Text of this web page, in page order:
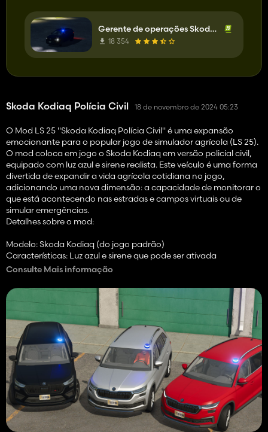
Gerente de operações Skoda Kodiaq
18 354
Skoda Kodiaq Polícia Civil 18 de novembro de 2024 05:23
O Mod LS 25 "Skoda Kodiaq Polícia Civil" é uma expansão
emocionante para o popular jogo de simulador agrícola (LS 25).
O mod coloca em jogo o Skoda Kodiaq em versão policial civil,
equipado com luz azul e sirene realista. Este veículo é uma forma
divertida de expandir a vida agrícola cotidiana no jogo,
adicionando uma nova dimensão: a capacidade de monitorar o
que está acontecendo nas estradas e campos virtuais ou de
simular emergências.
Detalhes sobre o mod:
Modelo: Skoda Kodiaq (do jogo padrão)
Características: Luz azul e sirene que pode ser ativada
Uso: Perfeito para jogadores que gostam de assumir tarefas
Ambiente: Compatível com mapas urbanos e rurais do jogo
Recursos especiais:
Luz azul: Acende nas clássicas cores policiais azul e branco e cria
uma sensação policial realista.
Sirene: O módulo de som emite o típico som de sirene para
alertar os usuários da estrada no jogo.
Com este mod, o Skoda Kodiaq chama a atenção e traz novos e
emocionantes usos possíveis.
Consulte Mais informação